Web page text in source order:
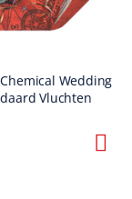
Wedding
Vluchten